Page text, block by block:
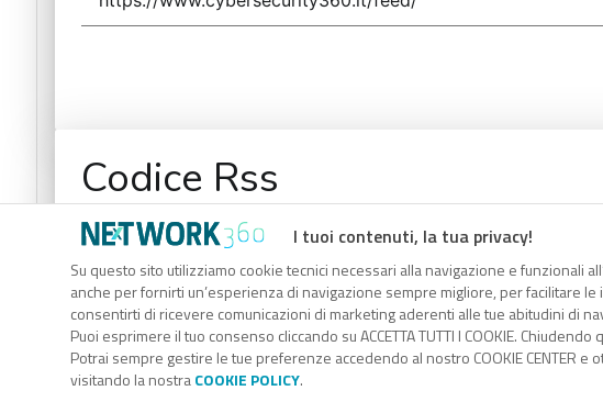
I tuoi contenuti, la tua privacy!
Su questo sito utilizziamo cookie tecnici necessari alla navigazione e funzionali
anche per fornirti un’esperienza di navigazione sempre migliore, per facilitare
consentirti di ricevere comunicazioni di marketing aderenti alle tue abitudini di
Puoi esprimere il tuo consenso cliccando su ACCETTA TUTTI I COOKIE.
Potrai sempre gestire le tue preferenze accedendo al nostro COOKIE CENTER
visitando la nostraCOOKIE POLICY.
Codice Rss
RSS link